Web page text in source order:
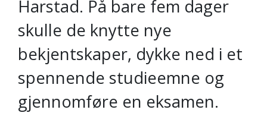
Harstad. På bare fem dager
skulle de knytte nye
bekjentskaper, dykke ned i et
spennende studieemne og
gjennomføre en eksamen.